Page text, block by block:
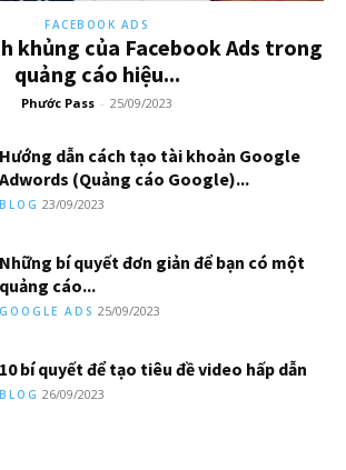
FACEBOOK ADS
khủng của Facebook Ads trong
quảng cáo hiệu...
Phước Pass - 25/09/2023
Hướng dẫn cách tạo tài khoản Google
Adwords (Quảng cáo Google)...
BLOG 23/09/2023
Những bí quyết đơn giản để bạn có một
quảng cáo...
GOOGLE ADS 25/09/2023
10 bí quyết để tạo tiêu đề video hấp dẫn
BLOG 26/09/2023